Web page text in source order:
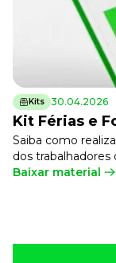
Tudo para
Imprensa
VR na
Cursos
Todos os
Explore o
Eleve os
Kits 30.04.2026
Kit Férias e
Saiba como
dos trabalhadores
Baixar material